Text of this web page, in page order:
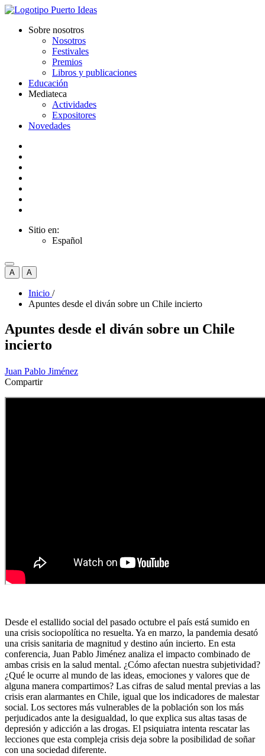
Sobre nosotros
Nosotros
Festivales
Premios
Libros y publicaciones
Educación
Mediateca
Actividades
Expositores
Novedades
Sitio en:
Español
A A
Inicio /
Apuntes desde el diván sobre un Chile incierto
Apuntes desde el diván sobre un Chile
incierto
Juan Pablo Jiménez
Compartir
Desde el estallido social del pasado octubre el país está sumido en
una crisis sociopolítica no resuelta. Ya en marzo, la pandemia desató
una crisis sanitaria de magnitud y destino aún incierto. En esta
conferencia, Juan Pablo Jiménez analiza el impacto combinado de
ambas crisis en la salud mental. ¿Cómo afectan nuestra subjetividad?
¿Qué le ocurre al mundo de las ideas, emociones y valores que de
alguna manera compartimos? Las cifras de salud mental previas a las
crisis eran alarmantes en Chile, igual que los indicadores de malestar
social. Los sectores más vulnerables de la población son los más
perjudicados ante la desigualdad, lo que explica sus altas tasas de
depresión y adicción a las drogas. El psiquiatra intenta rescatar las
lecciones que esta compleja crisis deja sobre la posibilidad de soñar
con una sociedad diferente.